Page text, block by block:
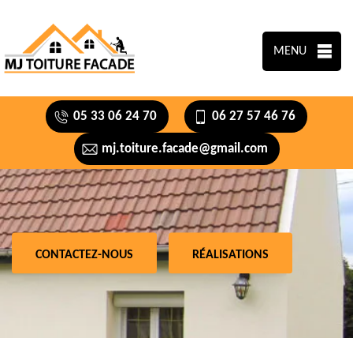
MENU
05 33 06 24 70 06 27 57 46 76
mj.toiture.facade@gmail.com
CONTACTEZ-NOUS RÉALISATIONS